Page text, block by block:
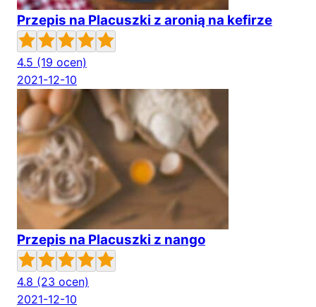
Przepis na Placuszki z aronią na kefirze
4.5 (19 ocen)
2021-12-10
Przepis na Placuszki z nango
4.8 (23 ocen)
2021-12-10